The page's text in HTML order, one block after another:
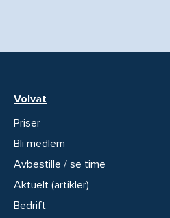
Volvat
Priser
Bli medlem
Avbestille / se time
Aktuelt (artikler)
Bedrift